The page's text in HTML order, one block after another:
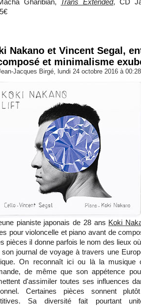
Nakano et Vincent Segal,
et minimalisme
Jacques Birgé, lundi 24 octobre 2016 à
pianiste japonais de 28 ans Koki
pour violoncelle et piano avant de
pièces il donne parfois le nom des lieux
son journal de voyage à travers une
On reconnaît ici ou là la musique
de même que son appétence
d'assimiler toutes ses influences
Certaines pièces sonnent
Sa diversité fait pourtant